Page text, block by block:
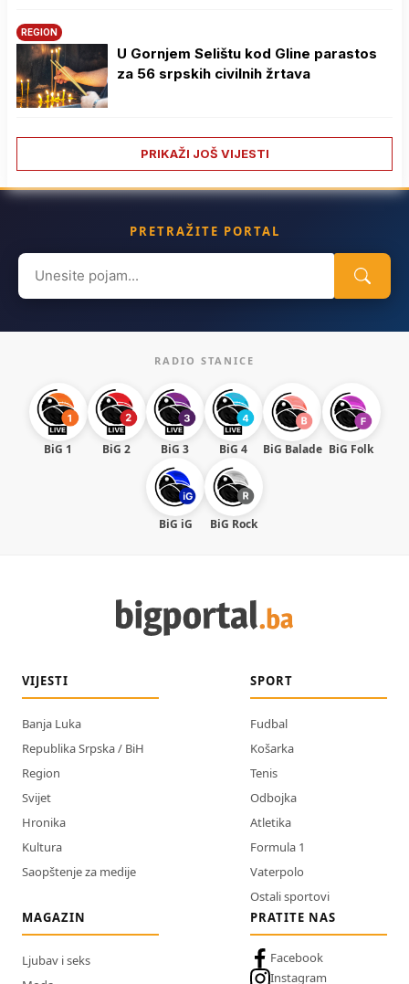
REGION
U Gornjem Selištu kod Gline parastos
za 56 srpskih civilnih žrtava
PRIKAŽI JOŠ VIJESTI
PRETRAŽITE PORTAL
Search
for:
RADIO STANICE
BiG 1 BiG 2 BiG 3 BiG 4 BiG Balade BiG Folk
BiG iG BiG Rock
VIJESTI
Banja Luka
Republika Srpska / BiH
Region
Svijet
Hronika
Kultura
Saopštenje za medije
SPORT
Fudbal
Košarka
Tenis
Odbojka
Atletika
Formula 1
Vaterpolo
Ostali sportovi
MAGAZIN
Ljubav i seks
PRATITE NAS
Facebook
Instagram